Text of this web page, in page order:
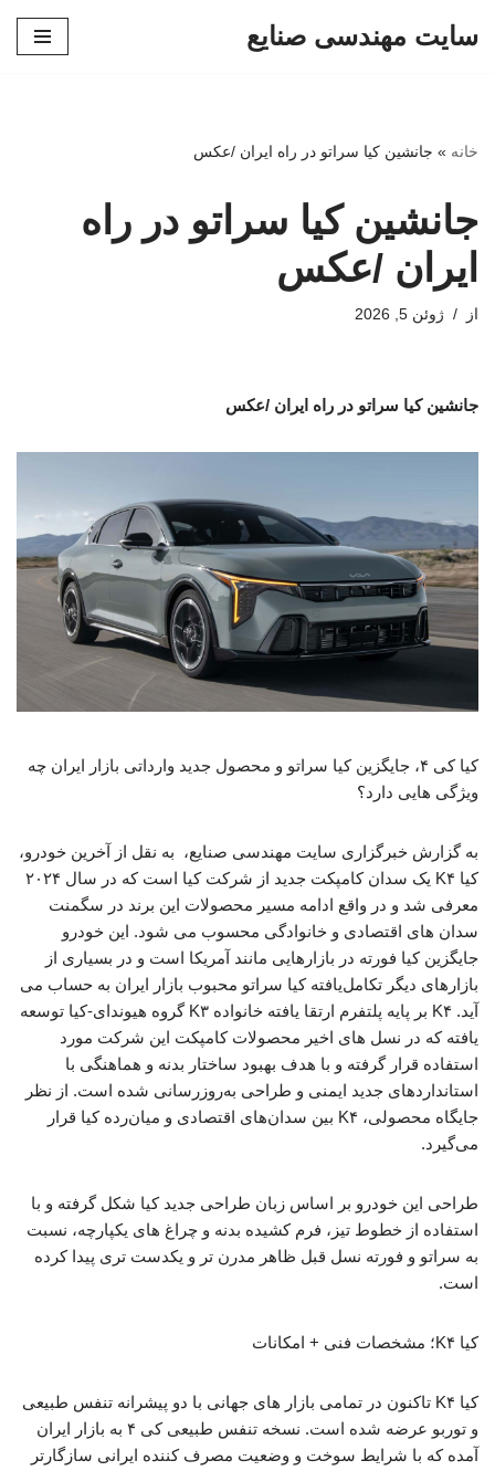
سایت مهندسی صنایع
خانه » جانشین کیا سراتو در راه ایران /عکس
جانشین کیا سراتو در راه
ایران /عکس
از ژوئن 5, 2026
جانشین کیا سراتو در راه ایران /عکس
کیا کی ۴، جایگزین کیا سراتو و محصول جدید وارداتی بازار ایران چه
ویژگی هایی دارد؟
به گزارش خبرگزاری سایت مهندسی صنایع، ‌ به نقل از آخرین خودرو،
کیا K۴ یک سدان کامپکت جدید از شرکت کیا است که در سال ۲۰۲۴
معرفی شد و در واقع ادامه مسیر محصولات این برند در سگمنت
سدان‌ های اقتصادی و خانوادگی محسوب می‌ شود. این خودرو
جایگزین کیا فورته در بازارهایی مانند آمریکا است و در بسیاری از
بازارهای دیگر تکامل‌یافته کیا سراتو محبوب بازار ایران به حساب می
آید. K۴ بر پایه پلتفرم ارتقا یافته خانواده K۳ گروه هیوندای-کیا توسعه
یافته که در نسل‌ های اخیر محصولات کامپکت این شرکت مورد
استفاده قرار گرفته و با هدف بهبود ساختار بدنه و هماهنگی با
استانداردهای جدید ایمنی و طراحی به‌روزرسانی شده است. از نظر
جایگاه محصولی، K۴ بین سدان‌های اقتصادی و میان‌رده کیا قرار
می‌گیرد.
طراحی این خودرو بر اساس زبان طراحی جدید کیا شکل گرفته و با
استفاده از خطوط تیز، فرم کشیده بدنه و چراغ‌ های یکپارچه، نسبت
به سراتو و فورته نسل قبل ظاهر مدرن‌ تر و یکدست‌ تری پیدا کرده
است.
کیا K۴؛ مشخصات فنی + امکانات
کیا K۴ تاکنون در تمامی بازار های جهانی با دو پیشرانه تنفس طبیعی
و توربو عرضه شده است. نسخه تنفس طبیعی کی ۴ به بازار ایران
آمده که با شرایط سوخت و وضعیت مصرف کننده ایرانی سازگارتر